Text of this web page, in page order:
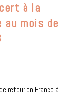
à la
au mois de
retour en France à